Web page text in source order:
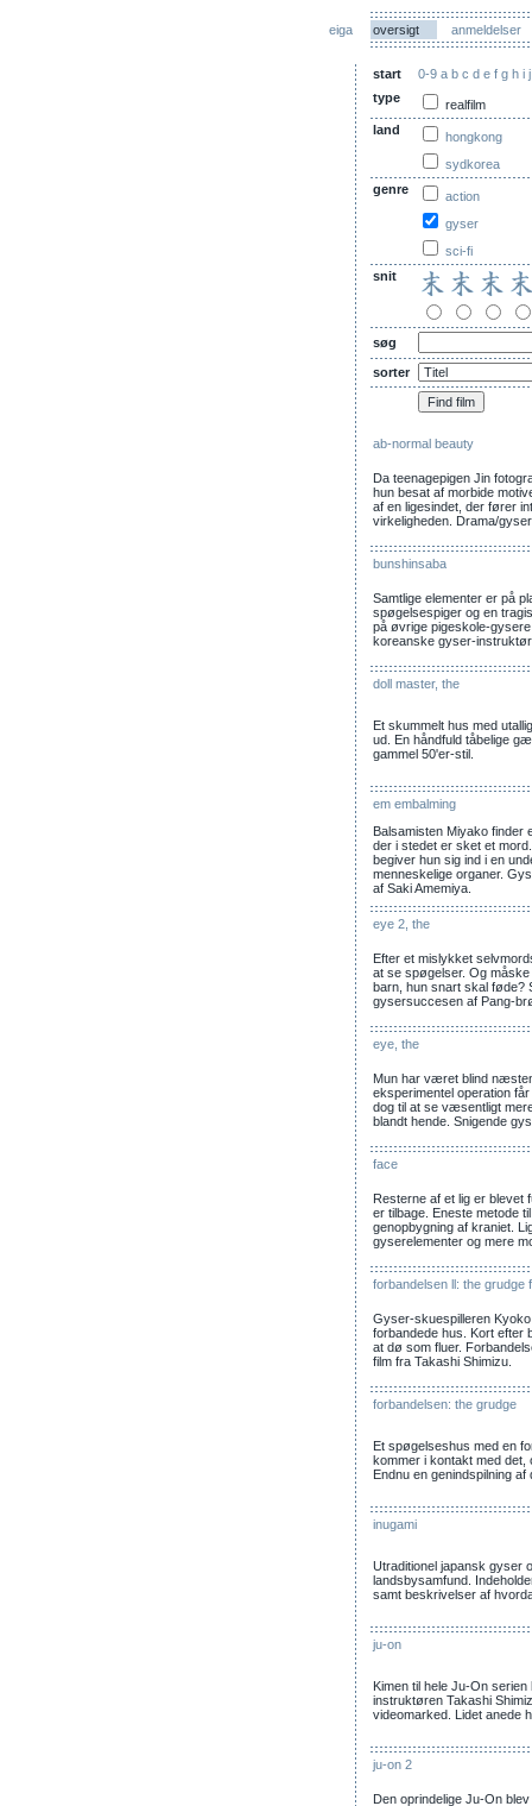
eiga oversigt anmeldelser
start 0-9 a b c d e f g h i j
type
realfilm
land
hongkong
sydkorea
genre
action
gyser
sci-fi
snit
søg
sorter
ab-normal beauty
Da teenagepigen Jin
hun besat af morbide
af en ligesindet, der fører
virkeligheden. Drama/
bunshinsaba
Samtlige elementer er på
spøgelsespiger og en
på øvrige pigeskole-
koreanske gyser-
doll master, the
Et skummelt hus med
ud. En håndfuld tåbelige
gammel 50'er-stil.
em embalming
Balsamisten Miyako finder
der i stedet er sket et
begiver hun sig ind i en
menneskelige organer.
af Saki Amemiya.
eye 2, the
Efter et mislykket
at se spøgelser. Og
barn, hun snart skal føde?
gysersuccesen af Pang-
eye, the
Mun har været blind
eksperimentel operation
dog til at se væsentligt
blandt hende. Snigende
face
Resterne af et lig er blevet
er tilbage. Eneste metode
genopbygning af kraniet.
gyserelementer og mere
forbandelsen ll: the
Gyser-skuespilleren
forbandede hus. Kort efter
at dø som fluer.
film fra Takashi Shimizu.
forbandelsen: the grudge
Et spøgelseshus med en
kommer i kontakt med
Endnu en genindspilning
inugami
Utraditionel japansk gyser
landsbysamfund.
samt beskrivelser af
ju-on
Kimen til hele Ju-On
instruktøren Takashi
videomarked. Lidet anede
ju-on 2
Den oprindelige Ju-On